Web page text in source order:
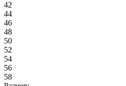
42
44
46
48
50
52
54
56
58